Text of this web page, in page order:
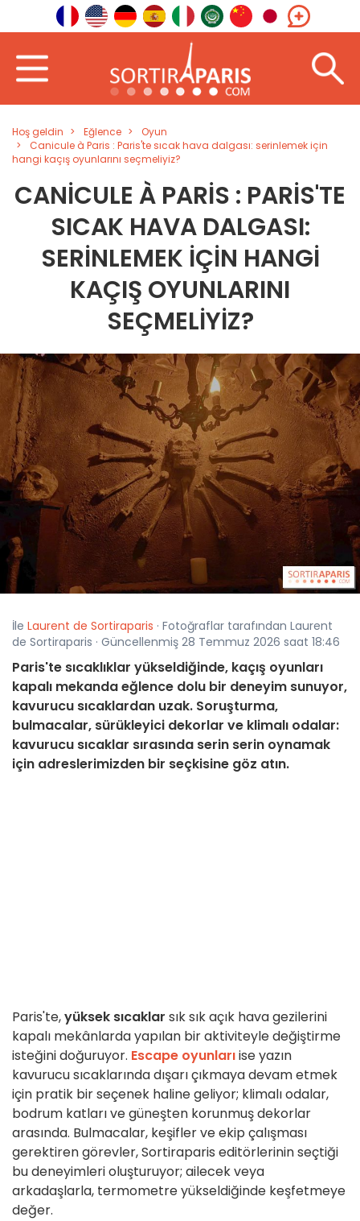
Hoş geldin Eğlence
Oyun
Canicule à Paris : Paris'te sıcak hava dalgası: serinlemek için
hangi kaçış oyunlarını seçmeliyiz?
CANICULE À PARIS : PARIS'TE
SICAK HAVA DALGASI:
SERINLEMEK IÇIN HANGI
KAÇIŞ OYUNLARINI
SEÇMELIYIZ?
İle Laurent de Sortiraparis · Fotoğraflar tarafından Laurent
de Sortiraparis · Güncellenmiş 28 Temmuz 2026 saat 18:46
Paris'te sıcaklıklar yükseldiğinde, kaçış oyunları
kapalı mekanda eğlence dolu bir deneyim sunuyor,
kavurucu sıcaklardan uzak. Soruşturma,
bulmacalar, sürükleyici dekorlar ve klimalı odalar:
kavurucu sıcaklar sırasında serin serin oynamak
için adreslerimizden bir seçkisine göz atın.
Paris'te,yüksek sıcaklar sık sık açık hava gezilerini
kapalı mekânlarda yapılan bir aktiviteyle değiştirme
isteğini doğuruyor. Escape oyunlarıise yazın
kavurucu sıcaklarında dışarı çıkmaya devam etmek
için pratik bir seçenek haline geliyor; klimalı odalar,
bodrum katları ve güneşten korunmuş dekorlar
arasında. Bulmacalar, keşifler ve ekip çalışması
gerektiren görevler, Sortiraparis editörlerinin seçtiği
bu deneyimleri oluşturuyor; ailecek veya
arkadaşlarla, termometre yükseldiğinde keşfetmeye
değer.